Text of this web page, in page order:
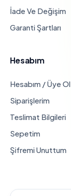
İade Ve Değişim
Garanti Şartları
Hesabım
Hesabım / Üye Ol
Siparişlerim
Teslimat Bilgileri
Sepetim
Şifremi Unuttum